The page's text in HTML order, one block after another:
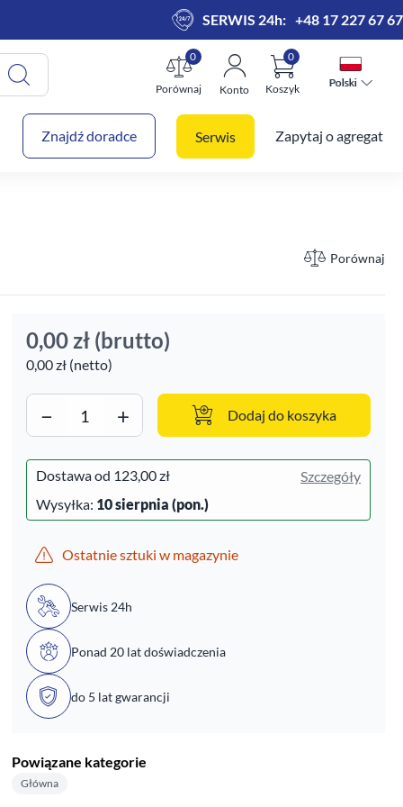
SERWIS 24h: +48 17 227 67 67
Porównaj
0
Konto Koszyk
0
Polski
Polski
Znajdź doradce Serwis Zapytaj o agregat
Porównaj
0,00 zł (brutto)
0,00 zł (netto)
− + Dodaj do koszyka
Dostawa od 123,00 zł
Szczegóły
Wysyłka: 10 sierpnia (pon.)
Ostatnie sztuki w magazynie
Serwis 24h
Ponad 20 lat doświadczenia
do 5 lat gwarancji
Powiązane kategorie
Główna